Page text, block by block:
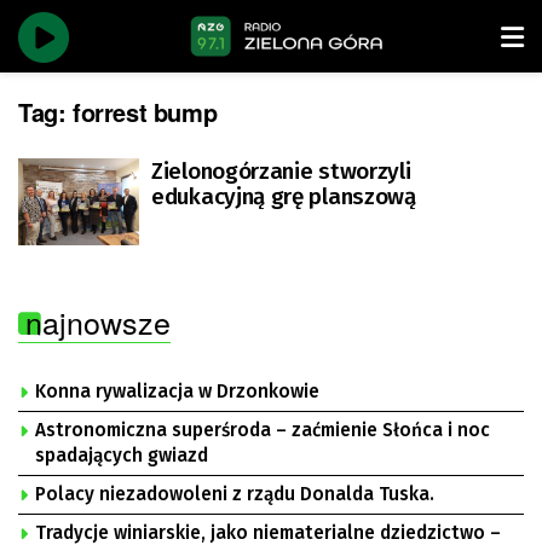
Tag: forrest bump
Zielonogórzanie stworzyli
edukacyjną grę planszową
najnowsze
Konna rywalizacja w Drzonkowie
Astronomiczna superśroda – zaćmienie Słońca i noc
spadających gwiazd
Polacy niezadowoleni z rządu Donalda Tuska.
Tradycje winiarskie, jako niematerialne dziedzictwo –